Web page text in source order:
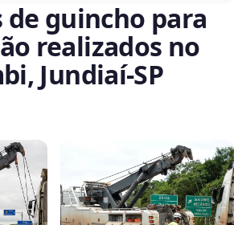
de guincho para
realizados no
Jundiaí‑SP